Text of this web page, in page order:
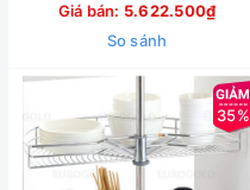
Giá bán: 5.622.500₫
So sánh
35%